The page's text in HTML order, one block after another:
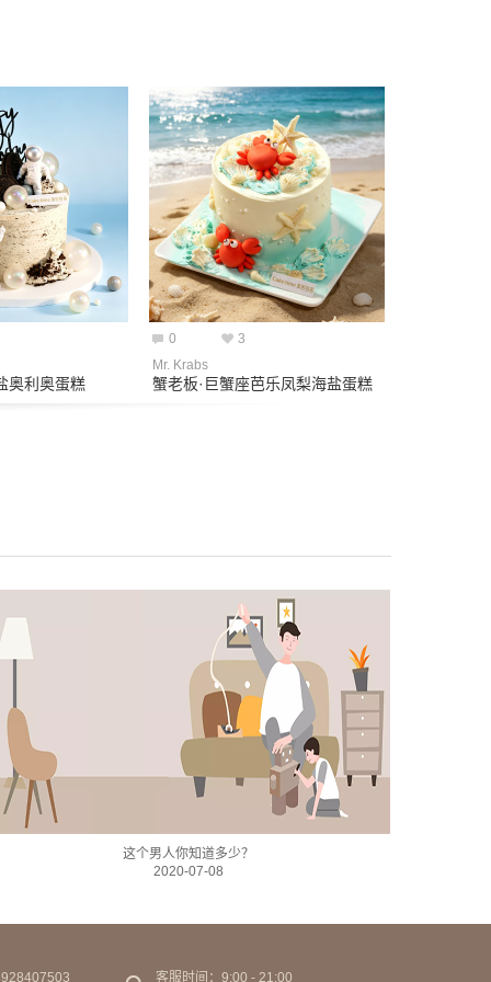
奥利奥蛋糕
0
3
Mr. Krabs
蟹老板·巨蟹座芭乐凤梨海盐蛋糕
这个男人你知道多少？
2020-07-08
客服时间：9:00 - 21:00